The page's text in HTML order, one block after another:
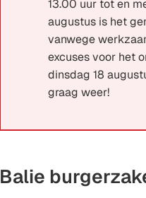
13.00 uur tot en
augustus is het
vanwege
excuses voor het
dinsdag 18
graag weer!
Balie